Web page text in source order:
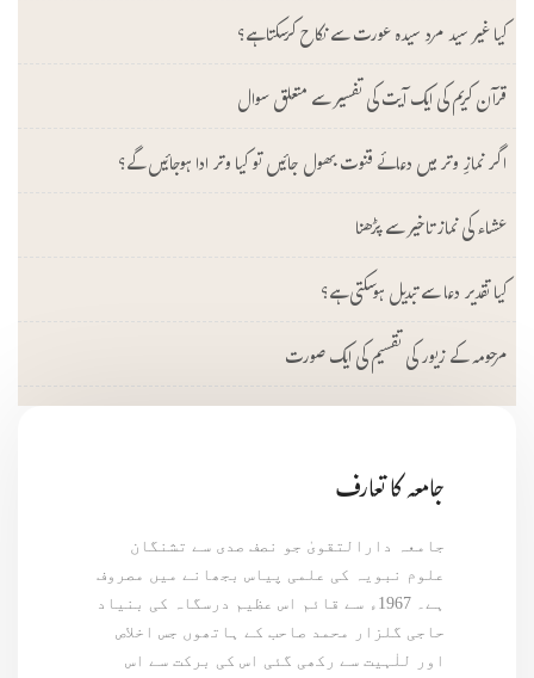
کیا غیر سید مرد سیدہ عورت سے نکاح کرسکتا ہے؟
قرآن کریم کی ایک آیت کی تفسیر سے متعلق سوال
اگر نمازِ وتر میں دعائے قنوت بھول جائیں تو کیا وتر ادا ہوجائیں گے؟
عشاء کی نماز تاخیر سے پڑھنا
کیا تقدیر دعا سے تبدیل ہوسکتی ہے؟
مرحومہ کے زیور کی تقسیم کی ایک صورت
جامعہ کا تعارف
جامعہ دارالتقویٰ جو نصف صدی سے تشنگان
علوم نبویہ کی علمی پیاس بجھانے میں مصروف
ہے۔ 1967ء سے قائم اس عظیم درسگاہ کی بنیاد
حاجی گلزار محمد صاحب کے ہاتھوں جس اخلاص
اور للٰہیت سے رکھی گئی اس کی برکت سے اس